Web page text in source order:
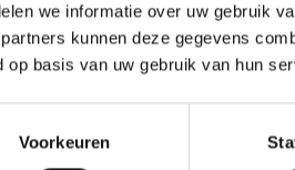
we informatie over uw gebruik
kunnen deze gegevens
basis van uw gebruik van hun
Voorkeuren